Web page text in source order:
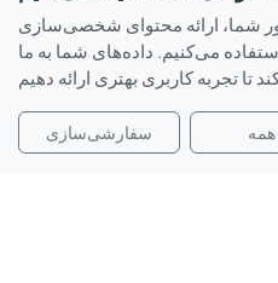
شما، ارائه محتوای شخصی‌سازی
می‌کنیم. داده‌های شما به ما
تا تجربه کاربری بهتری ارائه دهیم
سفارشی‌سازی همه